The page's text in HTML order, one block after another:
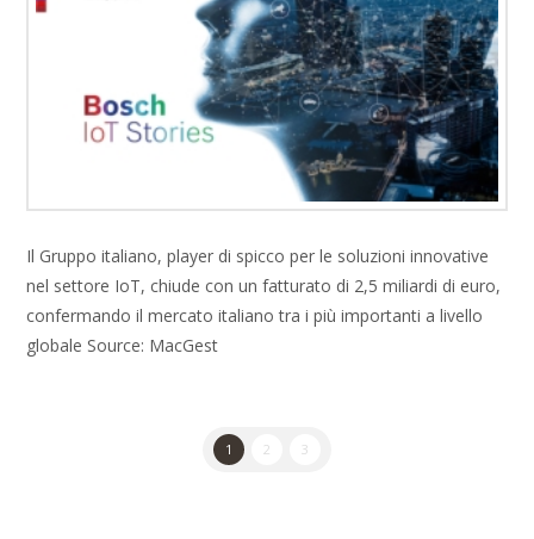
Il Gruppo italiano, player di spicco per le soluzioni innovative
nel settore IoT, chiude con un fatturato di 2,5 miliardi di euro,
confermando il mercato italiano tra i più importanti a livello
globale Source: MacGest
1 2 3